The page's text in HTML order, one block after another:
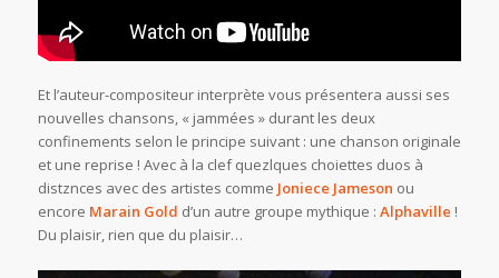
Et l’auteur-compositeur interprète vous présentera aussi ses
nouvelles chansons, « jammées » durant les deux
confinements selon le principe suivant : une chanson originale
et une reprise ! Avec à la clef quezlques choiettes duos à
distznces avec des artistes comme Joniece Jameson ou
encore Marain Gold d’un autre groupe mythique : Alphaville !
Du plaisir, rien que du plaisir…